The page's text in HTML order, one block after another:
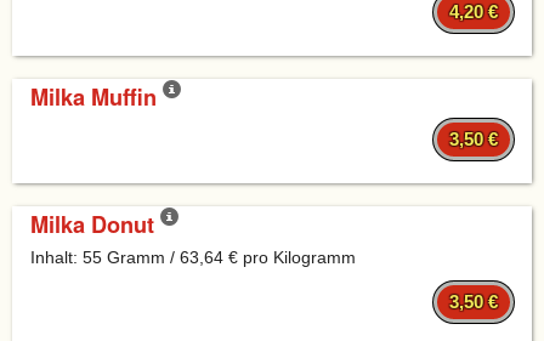
4,20 €
Milka Muffin
3,50 €
Milka Donut
Inhalt: 55 Gramm / 63,64 € pro Kilogramm
3,50 €